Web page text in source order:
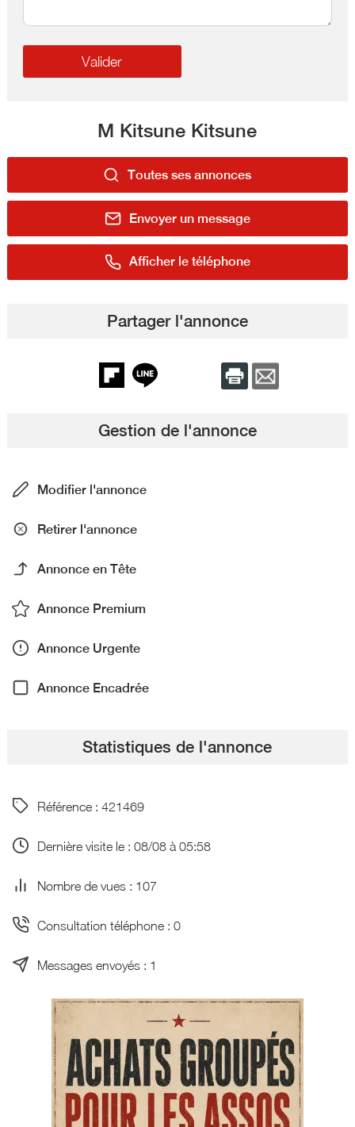
M Kitsune Kitsune
Toutes ses annonces
Envoyer un message
Afficher le téléphone
Partager l'annonce
Gestion de l'annonce
Modifier l'annonce
Retirer l'annonce
Annonce en Tête
Annonce Premium
Annonce Urgente
Annonce Encadrée
Statistiques de l'annonce
Référence : 421469
Dernière visite le : 08/08 à 05:58
Nombre de vues : 107
Consultation téléphone : 0
Messages envoyés : 1